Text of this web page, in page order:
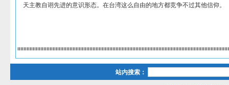
天主教自诩先进的意识形态。在台湾这么自由的地方都竞争不过其他信仰。
站内搜索：